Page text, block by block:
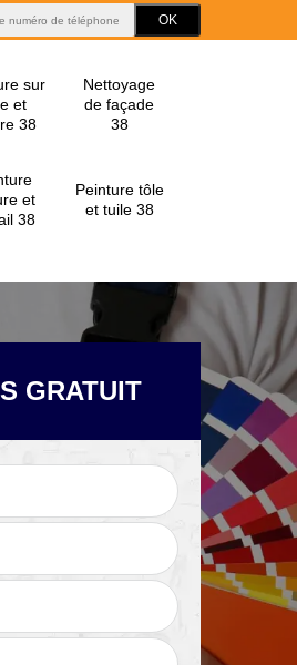
sur
et
38
Nettoyage
de façade
38
et
38
Peinture tôle
et tuile 38
de
Nettoyage de
terrasse 38
GRATUIT